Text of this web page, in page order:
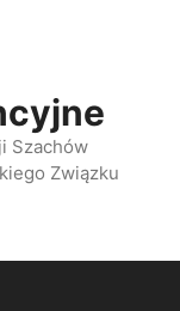
Szachów
Związku